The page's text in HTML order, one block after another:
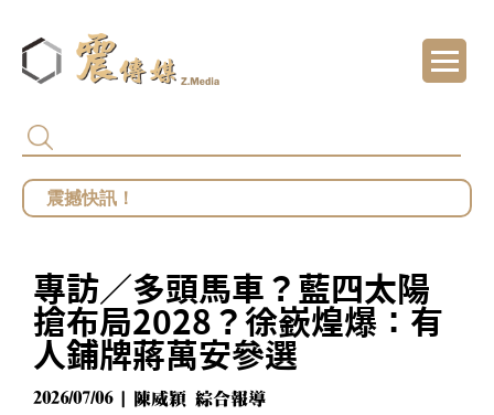
鄭麗文勝選國民黨主席 王鴻薇曝首要任務：
專訪／多頭馬車？藍四太陽
搶布局2028？徐嶔煌爆：有
人鋪牌蔣萬安參選
2026/07/06 | 陳威穎 綜合報導